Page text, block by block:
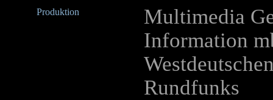
Produktion
Multimedia
Information
Rundfunks